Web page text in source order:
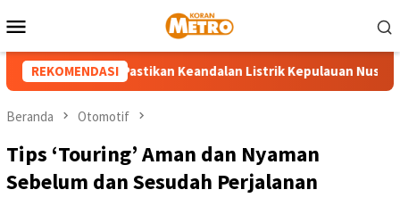
ke
Mobile
REKOMENDASI
UP3 Tahuna Pastikan Keandalan Listrik Kepulauan Nusa Utara
Beranda Otomotif
Tips ‘Touring’ Aman dan Nyaman
Sebelum dan Sesudah Perjalanan